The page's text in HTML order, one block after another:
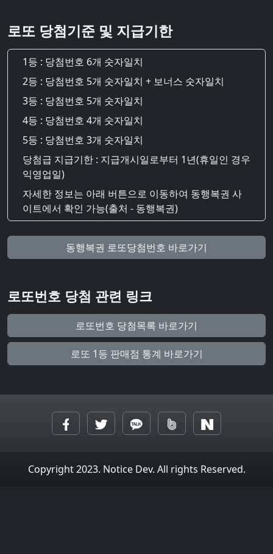
로또 당첨기준 및 지급기한
1등 : 당첨번호 6개 숫자일치
2등 : 당첨번호 5개 숫자일치 + 보너스 숫자일치
3등 : 당첨번호 5개 숫자일치
4등 : 당첨번호 4개 숫자일치
5등 : 당첨번호 3개 숫자일치
당첨급 지급기한 : 지급개시일로부터 1년(휴일인 경우
익영업일)
자세한 정보는 아래 버튼으로 이동하여 동행복권 사
이트에서 확인 가능(출처 - 동행복권)
동행복권 로또당첨번호 바로가기
로또번호 당첨 관련 링크
로또번호 당첨목록 바로가기
로또 1등 판매점 통계 바로가기
Copyright 2023. Notice Dev. All rights Reserved.